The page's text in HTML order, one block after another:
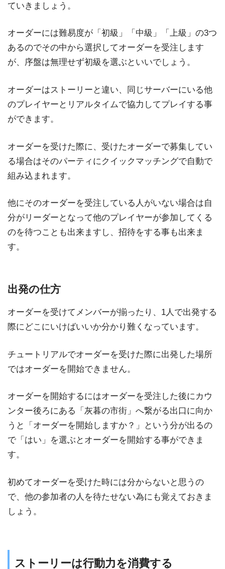
ていきましょう。
オーダーには難易度が「初級」「中級」「上級」の3つ
あるのでその中から選択してオーダーを受注します
が、序盤は無理せず初級を選ぶといいでしょう。
オーダーはストーリーと違い、同じサーバーにいる他
のプレイヤーとリアルタイムで協力してプレイする事
ができます。
オーダーを受けた際に、受けたオーダーで募集してい
る場合はそのパーティにクイックマッチングで自動で
組み込まれます。
他にそのオーダーを受注している人がいない場合は自
分がリーダーとなって他のプレイヤーが参加してくる
のを待つことも出来ますし、招待をする事も出来ま
す。
出発の仕方
オーダーを受けてメンバーが揃ったり、1人で出発する
際にどこにいけばいいか分かり難くなっています。
チュートリアルでオーダーを受けた際に出発した場所
ではオーダーを開始できません。
オーダーを開始するにはオーダーを受注した後にカウ
ンター後ろにある「灰暮の市街」へ繋がる出口に向か
うと「オーダーを開始しますか？」という分が出るの
で「はい」を選ぶとオーダーを開始する事ができま
す。
初めてオーダーを受けた時には分からないと思うの
で、他の参加者の人を待たせない為にも覚えておきま
しょう。
ストーリーは行動力を消費する